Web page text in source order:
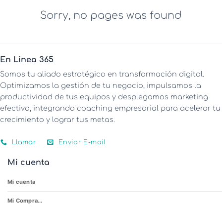
Sorry, no pages was found
En Linea 365
Somos tu aliado estratégico en transformación digital.
Optimizamos la gestión de tu negocio, impulsamos la
productividad de tus equipos y desplegamos marketing
efectivo, integrando coaching empresarial para acelerar tu
crecimiento y lograr tus metas.
Llamar Enviar E-mail
Mi cuenta
Mi cuenta
Mi Compra...